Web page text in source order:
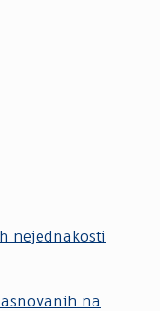
nejednakosti
na